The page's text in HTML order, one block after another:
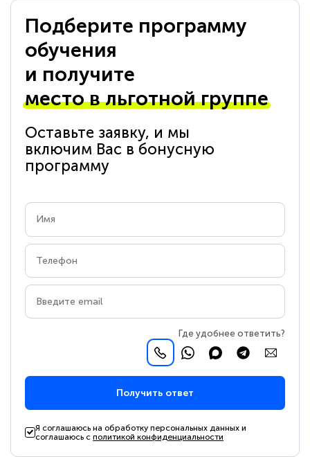
Подберите программу
обучения
и получите
место в льготной группе
Оставьте заявку, и мы
включим Вас в бонусную
программу
Где удобнее ответить?
Получить ответ
Я соглашаюсь на обработку персональных данных и
соглашаюсь сполитикой конфиденциальности